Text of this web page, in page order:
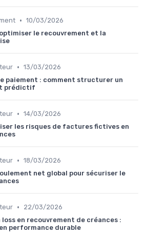
• 10/03/2026
le recouvrement et la
• 13/03/2026
paiement : comment structurer un
prédictif
• 14/03/2026
les risques de factures fictives en
• 18/03/2026
net global pour sécuriser le
•
22/03/2026
en recouvrement de créances :
performance durable